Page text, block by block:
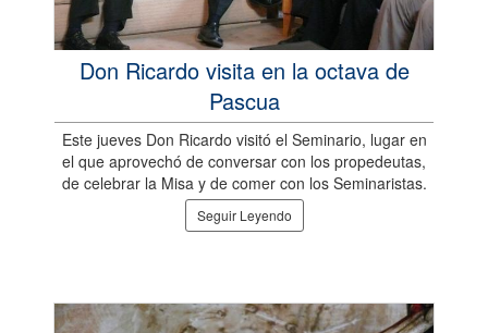
Don Ricardo visita en la octava de
Pascua
Este jueves Don Ricardo visitó el Seminario, lugar en
el que aprovechó de conversar con los propedeutas,
de celebrar la Misa y de comer con los Seminaristas.
Seguir Leyendo